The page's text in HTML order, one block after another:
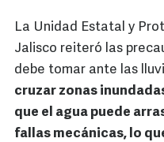
La Unidad Estatal y
Jalisco reiteró las
debe tomar ante las
cruzar zonas
que el agua puede
fallas mecánicas, lo